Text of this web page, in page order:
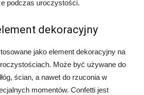
podczas uroczystości.
dekoracyjny
jako element dekoracyjny na
Może być używane do
ścian, a nawet do rzuconia w
momentów. Confetti jest